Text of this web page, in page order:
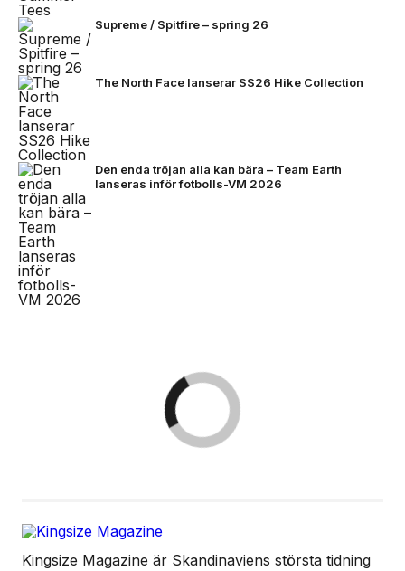
Supreme / Spitfire – spring 26
The North Face lanserar SS26 Hike Collection
Den enda tröjan alla kan bära – Team Earth
lanseras inför fotbolls-VM 2026
Kingsize Magazine är Skandinaviens största tidning